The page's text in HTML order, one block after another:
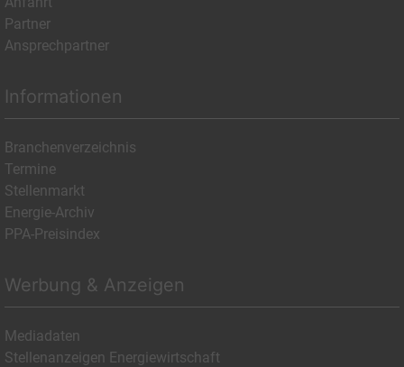
Partner
Ansprechpartner
Informationen
Branchenverzeichnis
Termine
Stellenmarkt
Energie-Archiv
PPA-Preisindex
Werbung & Anzeigen
Mediadaten
Stellenanzeigen Energiewirtschaft